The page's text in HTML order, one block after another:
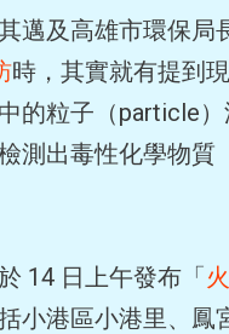
邁及高雄市環保局
時，其實就有提到
的粒子（particle
測出毒性化學物質
14 日上午發布「
小港區小港里、鳳